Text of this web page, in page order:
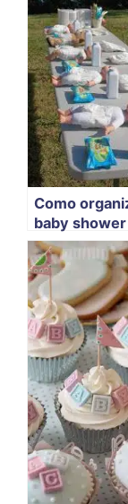
Como
baby